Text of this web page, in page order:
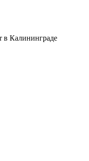
в Калининграде